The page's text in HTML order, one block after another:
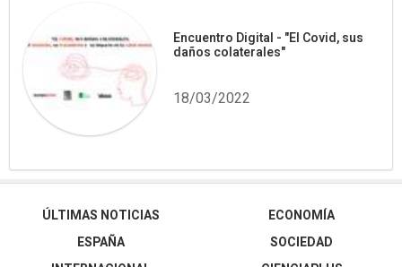
Encuentro Digital - "El Covid, sus
daños colaterales"
18/03/2022
ÚLTIMAS NOTICIAS
ESPAÑA
ECONOMÍA
SOCIEDAD